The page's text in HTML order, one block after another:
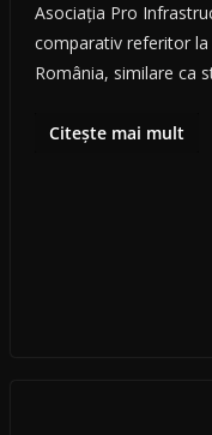
Asociația Pro
comparativ referitor
România, similare ca
Citește mai mult